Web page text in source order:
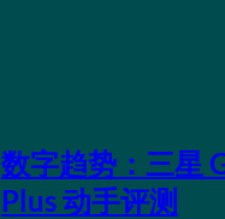
数字趋势：三星
Plus 动手评测